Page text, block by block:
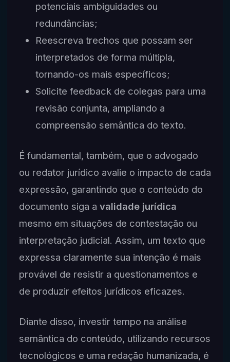
potenciais ambiguidades ou
redundâncias;
Reescreva trechos que possam ser
interpretados de forma múltipla,
tornando-os mais específicos;
Solicite feedback de colegas para uma
revisão conjunta, ampliando a
compreensão semântica do texto.
É fundamental, também, que o advogado
ou redator jurídico avalie o impacto de cada
expressão, garantindo que o conteúdo do
documento siga a validade jurídica
mesmo em situações de contestação ou
interpretação judicial. Assim, um texto que
expressa claramente sua intenção é mais
provável de resistir a questionamentos e
de produzir efeitos jurídicos eficazes.
Diante disso, investir tempo na análise
semântica do conteúdo, utilizando recursos
tecnológicos e uma redação humanizada, é